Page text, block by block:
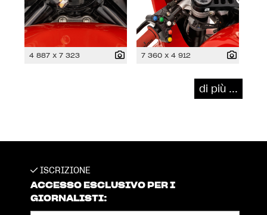
4 887 x 7 323 7 360 x 4 912
di più ...
ISCRIZIONE
ACCESSO ESCLUSIVO PER I
GIORNALISTI: